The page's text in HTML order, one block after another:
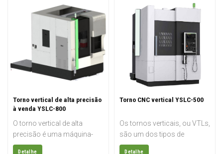
Torno vertical de alta precisão
à venda YSLC-800
O torno vertical de alta
precisão é uma máquina-
ferramenta CNC de última
Detalhe
Torno CNC vertical YSLC-500
Os tornos verticais, ou VTLs,
são um dos tipos de
máquinas mais tradicionais.
Detalhe